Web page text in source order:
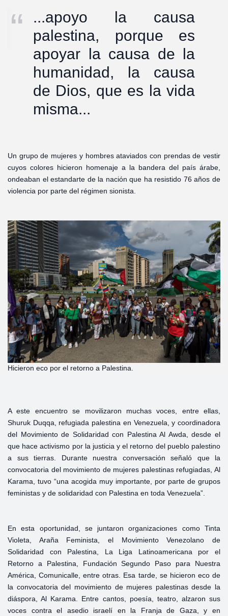
...apoyo la causa
palestina, porque es
apoyar la causa de la
humanidad, la causa
de Dios, que es la vida
misma...
Un grupo de mujeres y hombres ataviados con prendas de vestir
cuyos colores hicieron homenaje a la bandera del país árabe,
ondeaban el estandarte de la nación que ha resistido 76 años de
violencia por parte del régimen sionista.
Hicieron eco por el retorno a Palestina.
A este encuentro se movilizaron muchas voces, entre ellas,
Shuruk Duqqa, refugiada palestina en Venezuela, y coordinadora
del Movimiento de Solidaridad con Palestina Al Awda, desde el
que hace activismo por la justicia y el retorno del pueblo palestino
a sus tierras. Durante nuestra conversación señaló que la
convocatoria del movimiento de mujeres palestinas refugiadas, Al
Karama, tuvo “una acogida muy importante, por parte de grupos
feministas y de solidaridad con Palestina en toda Venezuela”.
En esta oportunidad, se juntaron organizaciones como Tinta
Violeta, Araña Feminista, el Movimiento Venezolano de
Solidaridad con Palestina, La Liga Latinoamericana por el
Retorno a Palestina, Fundación Segundo Paso para Nuestra
América, Comunicalle, entre otras. Esa tarde, se hicieron eco de
la convocatoria del movimiento de mujeres palestinas desde la
diáspora, Al Karama. Entre cantos, poesía, teatro, alzaron sus
voces contra el asedio israelí en la Franja de Gaza, y en